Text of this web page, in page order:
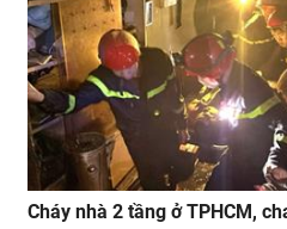
Cháy nhà 2 tầng ở TPHCM,